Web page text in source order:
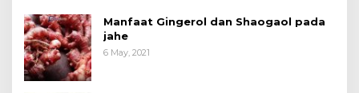
Manfaat Gingerol dan Shaogaol pada
jahe
6 May, 2021